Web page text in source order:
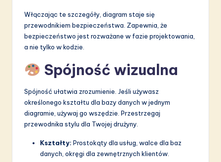
Włączając te szczegóły, diagram staje się
przewodnikiem bezpieczeństwa. Zapewnia, że
bezpieczeństwo jest rozważane w fazie projektowania,
a nie tylko w kodzie.
Spójność wizualna
Spójność ułatwia zrozumienie. Jeśli używasz
określonego kształtu dla bazy danych w jednym
diagramie, używaj go wszędzie. Przestrzegaj
przewodnika stylu dla Twojej drużyny.
Kształty: Prostokąty dla usług, walce dla baz
danych, okręgi dla zewnętrznych klientów.